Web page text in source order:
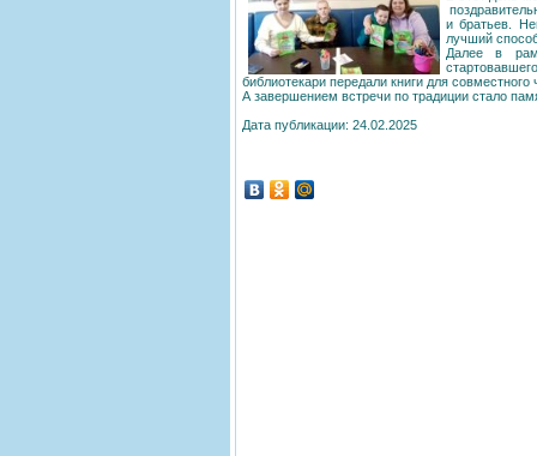
и братьев.
лучший
Далее в
библиотекари передали книги для совместного
А завершением встречи по традиции стало
Дата публикации: 24.02.2025